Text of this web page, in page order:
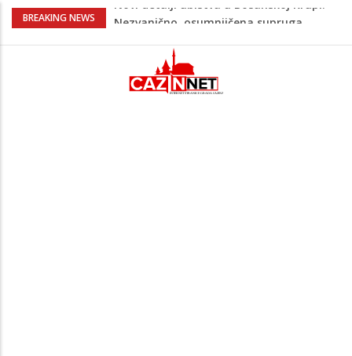
BREAKING NEWS
Na Ahiret preselila Bešić (rođ. Blažević)
Na Ahiret preselio ŠUPUK (Refik) ŠEFIK
Evo koje države su zasad za, a koje
protiv Infantina na izborima: Srbija i